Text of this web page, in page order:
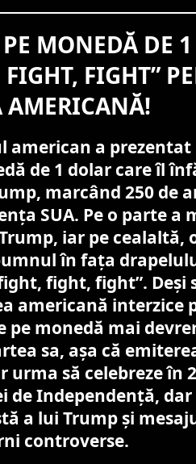
MONEDĂ DE
FIGHT”
AMERICANĂ!
american a
de 1 dolar care îl
marcând 250 de
SUA. Pe o parte a
iar pe cealaltă,
în fața
fight, fight”. Deși
americană interzice
pe monedă mai
sa, așa că
urma să celebreze în
de Independență,
a lui Trump și
controverse.